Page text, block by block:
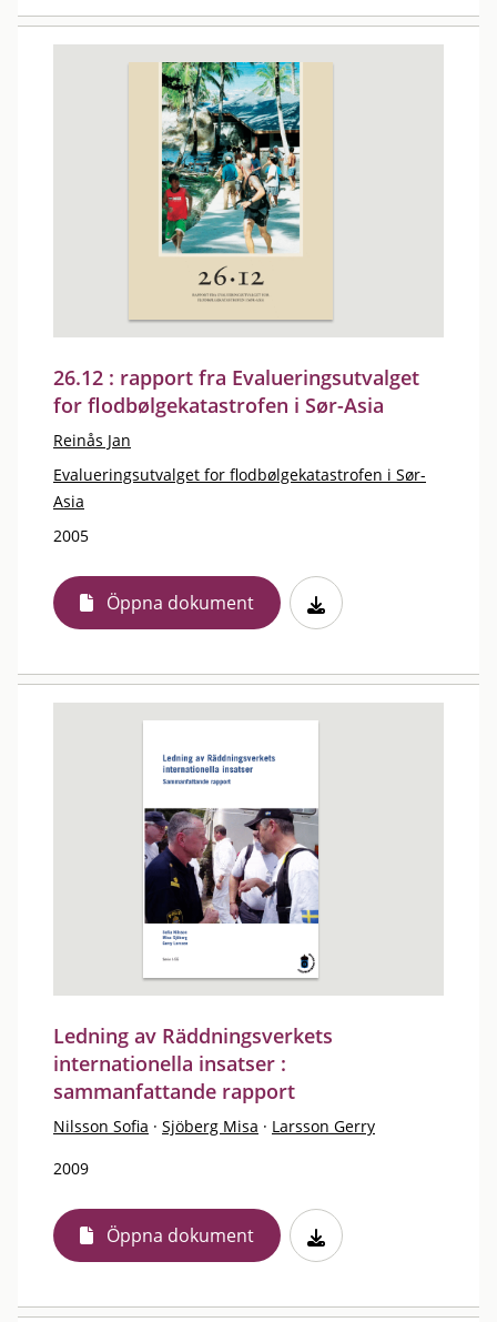
26.12 : rapport fra Evalueringsutvalget
for flodbølgekatastrofen i Sør-Asia
Reinås Jan
Evalueringsutvalget for flodbølgekatastrofen i Sør-
Asia
2005
Öppna dokument
Ledning av Räddningsverkets
internationella insatser :
sammanfattande rapport
Nilsson Sofia · Sjöberg Misa · Larsson Gerry
2009
Öppna dokument